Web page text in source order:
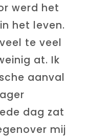
werd het
het leven.
te veel
at. Ik
aanval
dag zat
mij